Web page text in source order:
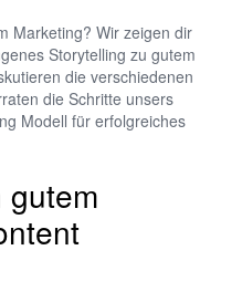
Marketing? Wir zeigen dir
Storytelling zu gutem
die verschiedenen
die Schritte unsers
Modell für erfolgreiches
gutem